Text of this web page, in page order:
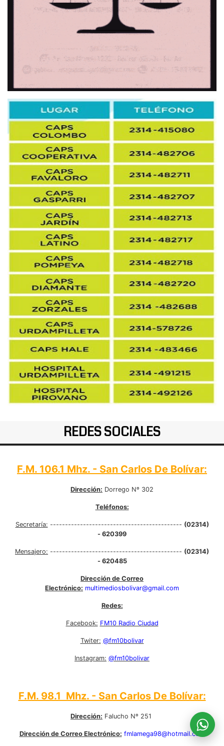
REDES SOCIALES
F.M. 106.1 Mhz. - San Carlos De Bolívar:
Dirección: Dorrego Nº 302
Teléfonos:
Secretaría: -------------------------------------------- (02314)
- 620399
Mensajero: -------------------------------------------- (02314)
- 620485
Dirección de Correo
Electrónico: multimediosbolivar@gmail.com
Redes:
Facebook: FM10 Radio Ciudad
Twiter: @fm10bolivar
Instagram: @fm10bolivar
F.M. 98.1 Mhz. - San Carlos De Bolívar:
Dirección: Falucho Nº 251
Dirección de Correo Electrónico: fmlamega98@hotmail.com